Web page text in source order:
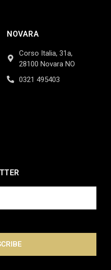
NOVARA
Corso Italia, 31a,
28100 Novara NO
0321 495403